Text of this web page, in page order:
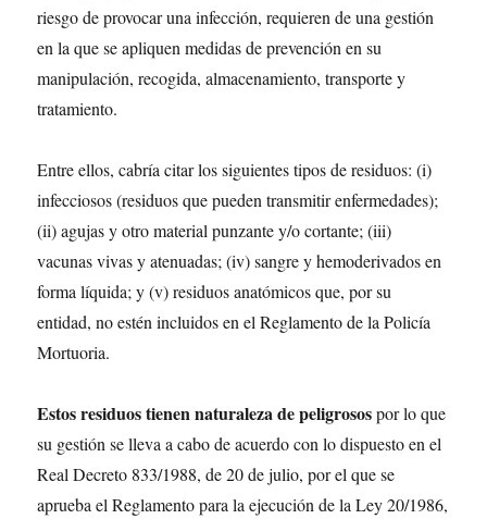
riesgo de provocar una infección, requieren de una gestión
en la que se apliquen medidas de prevención en su
manipulación, recogida, almacenamiento, transporte y
tratamiento.
Entre ellos, cabría citar los siguientes tipos de residuos: (i)
infecciosos (residuos que pueden transmitir enfermedades);
(ii) agujas y otro material punzante y/o cortante; (iii)
vacunas vivas y atenuadas; (iv) sangre y hemoderivados en
forma líquida; y (v) residuos anatómicos que, por su
entidad, no estén incluidos en el Reglamento de la Policía
Mortuoria.
Estos residuos tienen naturaleza de peligrosospor lo que
su gestión se lleva a cabo de acuerdo con lo dispuesto en el
Real Decreto 833/1988, de 20 de julio, por el que se
aprueba el Reglamento para la ejecución de la Ley 20/1986,